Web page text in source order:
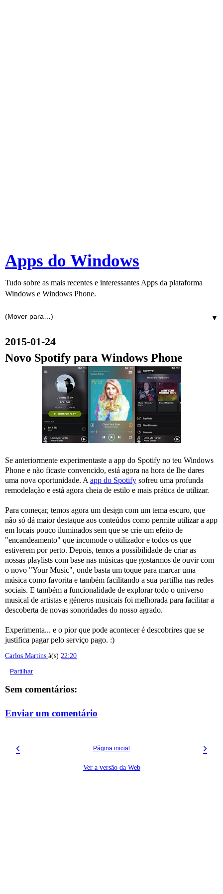
Apps do Windows
Tudo sobre as mais recentes e interessantes Apps da plataforma
Windows e Windows Phone.
▼
2015-01-24
Novo Spotify para Windows Phone
Se anteriormente experimentaste a app do Spotify no teu Windows
Phone e não ficaste convencido, está agora na hora de lhe dares
uma nova oportunidade. A app do Spotify sofreu uma profunda
remodelação e está agora cheia de estilo e mais prática de utilizar.
Para começar, temos agora um design com um tema escuro, que
não só dá maior destaque aos conteúdos como permite utilizar a app
em locais pouco iluminados sem que se crie um efeito de
"encandeamento" que incomode o utilizador e todos os que
estiverem por perto. Depois, temos a possibilidade de criar as
nossas playlists com base nas músicas que gostarmos de ouvir com
o novo "Your Music", onde basta um toque para marcar uma
música como favorita e também facilitando a sua partilha nas redes
sociais. E também a funcionalidade de explorar todo o universo
musical de artistas e géneros musicais foi melhorada para facilitar a
descoberta de novas sonoridades do nosso agrado.
Experimenta... e o pior que pode acontecer é descobrires que se
justifica pagar pelo serviço pago. :)
Carlos Martins à(s) 22:20
Partilhar
Sem comentários:
Enviar um comentário
‹ ›
Página inicial
Ver a versão da Web